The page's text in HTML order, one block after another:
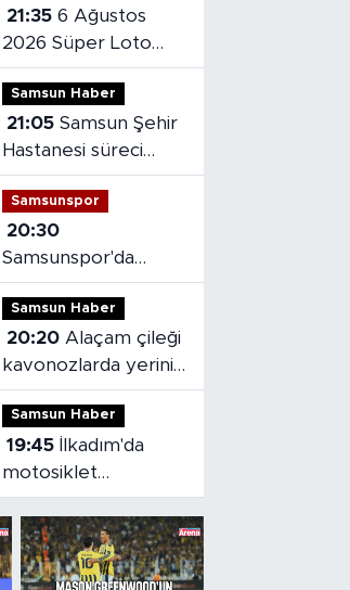
21:35 6 Ağustos
2026 Süper Loto
sonuçları açıklandı
Samsun Haber
21:05 Samsun Şehir
Hastanesi süreci
masaya yatırıldı
Samsunspor
20:30
Samsunspor'da
Gabriele dönemi
başladı
Samsun Haber
20:20 Alaçam çileği
kavonozlarda yerini
aldı
Samsun Haber
19:45
motosiklet
kazasında sürücü
yaralandı